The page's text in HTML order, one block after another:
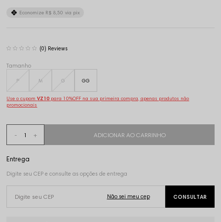
Economize R$ 8,50 via pix
(0)
Tamanho
P M G GG
Use o cupomVZ10 para 10%OFF na sua primeira compra, apenas produtos não
promocionais